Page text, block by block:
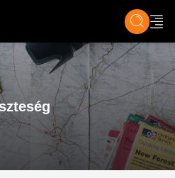
ÉLET TECH &